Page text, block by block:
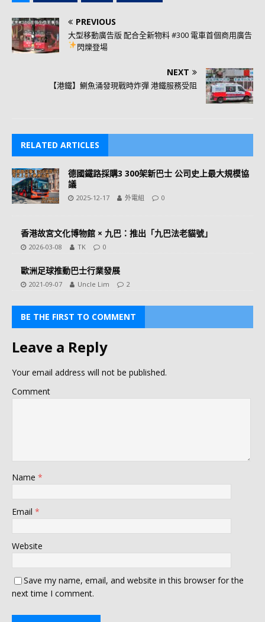
PREVIOUS
大型移動廣告版 配合全新物料 #300 電車首個商用廣告
閃爍登場
NEXT
【港鐵】鰂魚涌發現戰時炸彈 港鐵服務受阻
RELATED ARTICLES
德國鐵路採購3 300架新巴士 公司史上最大規模協
議
2025-12-17 外電組 0
香港故宮文化博物館 × 九巴：推出「九巴法老貓號」
2026-03-08 TK 0
歐洲足球推動巴士行業發展
2021-09-07 Uncle Lim 2
BE THE FIRST TO COMMENT
Leave a Reply
Your email address will not be published.
Comment
Name *
Email *
Website
Save my name, email, and website in this browser for the
next time I comment.